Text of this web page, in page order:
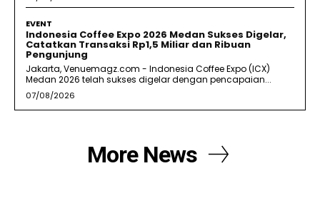
EVENT
Indonesia Coffee Expo 2026 Medan Sukses Digelar,
Catatkan Transaksi Rp1,5 Miliar dan Ribuan
Pengunjung
Jakarta, Venuemagz.com - Indonesia Coffee Expo (ICX)
Medan 2026 telah sukses digelar dengan pencapaian...
07/08/2026
More News